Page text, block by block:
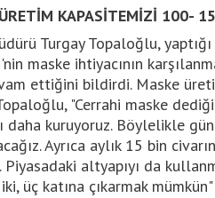
KAPASİTEMİZİ 100-
Turgay Topaloğlu,
maske ihtiyacının
ettiğini bildirdi. Maske
"Cerrahi maske
daha kuruyoruz. Böylelikle
Ayrıca aylık 15 bin
Piyasadaki altyapıyı da
üç katına çıkarmak